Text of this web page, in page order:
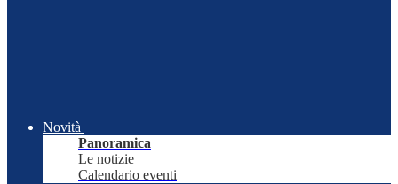
Novità
Panoramica
Le notizie
Calendario eventi